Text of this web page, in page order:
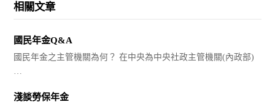
相關文章
國民年金Q&A
國民年金之主管機關為何？ 在中央為中央社政主管機關(內政部)
淺談勞保年金